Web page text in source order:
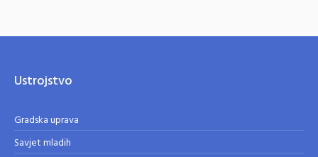
Ustrojstvo
Gradska uprava
Savjet mladih